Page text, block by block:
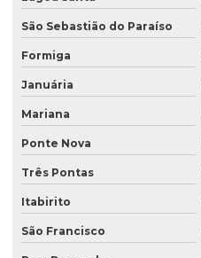
São Sebastião do Paraíso
Formiga
Januária
Mariana
Ponte Nova
Três Pontas
Itabirito
São Francisco